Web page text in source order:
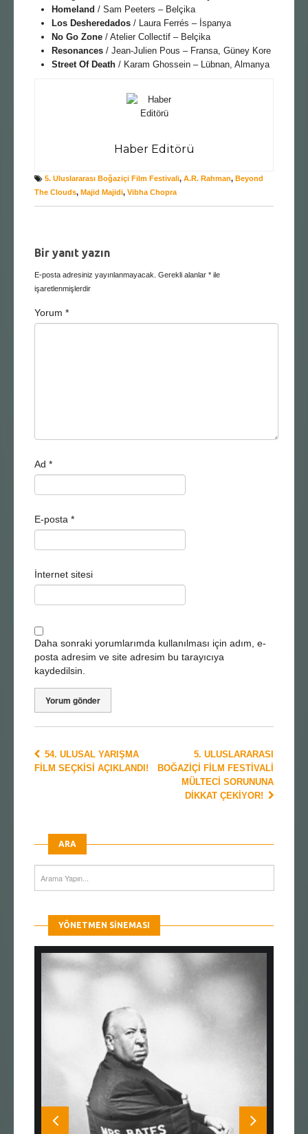
Homeland / Sam Peeters – Belçika
Los Desheredados / Laura Ferrés – İspanya
No Go Zone / Atelier Collectif – Belçika
Resonances / Jean-Julien Pous – Fransa, Güney Kore
Street Of Death / Karam Ghossein – Lübnan, Almanya
Haber Editörü
5. Uluslararası Boğaziçi Film Festivali, A.R. Rahman, Beyond
The Clouds, Majid Majidi, Vibha Chopra
Bir yanıt yazın
E-posta adresiniz yayınlanmayacak. Gerekli alanlar * ile
işaretlenmişlerdir
Yorum *
Ad *
E-posta *
İnternet sitesi
Daha sonraki yorumlarımda kullanılması için adım, e-
posta adresim ve site adresim bu tarayıcıya
kaydedilsin.
54. ULUSAL YARIŞMA
FILM SEÇKISI AÇIKLANDI!
5. ULUSLARARASI
BOĞAZIÇI FILM FESTIVALI
MÜLTECI SORUNUNA
DIKKAT ÇEKIYOR!
ARA
YÖNETMEN SINEMASI